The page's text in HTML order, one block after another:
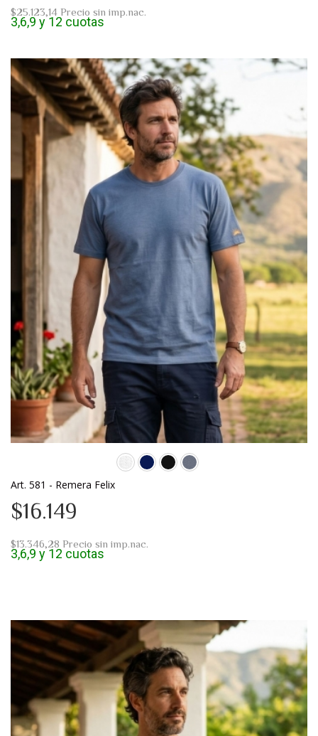
$25.123,14 Precio sin imp.nac.
3,6,9 y 12 cuotas
Art. 581 - Remera Felix
$16.149
$13.346,28 Precio sin imp.nac.
3,6,9 y 12 cuotas